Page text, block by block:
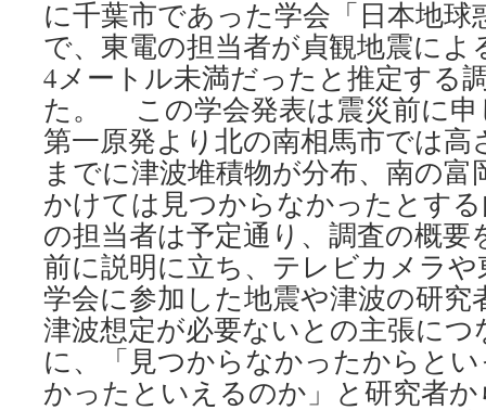
に千葉市であった学会「日本地球
で、東電の担当者が貞観地震によ
4メートル未満だったと推定する
た。 この学会発表は震災前に申
第一原発より北の南相馬市では高
までに津波堆積物が分布、南の
かけては見つからなかったとす
の担当者は予定通り、調査の概
前に説明に立ち、テレビカメラ
学会に参加した地震や津波の研究
津波想定が必要ないとの主張に
に、「見つからなかったからと
かったといえるのか」と研究者